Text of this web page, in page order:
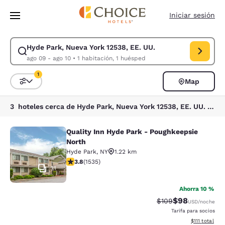
Saltar A Contenido Principal
Iniciar sesión
Hyde Park, Nueva York 12538, EE. UU.
ago 09 - ago 10• 1 habitación, 1 huésped
Modificar búsqueda para Hyde Park, Nueva York 12538, EE. UU..
Ordenar y filtrar
1
Map
3 hoteles cerca de Hyde Park, Nueva York 12538, EE. UU. coinciden con tus filtros
Quality Inn Hyde Park -
31
Quality Inn Hyde Park - Poughkeepsie
North
Hyde Park, NY
1.22 km
Calificación de 3.82 estrellas. Bueno. 1535 reseñas
3.8(1535)
Ahorra 10 %
Tarifa tachada:
$109Tarifa
$98USD/noche
Tarifa para socios
Ver detalles
$111 total